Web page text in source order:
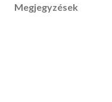
Megjegyzések